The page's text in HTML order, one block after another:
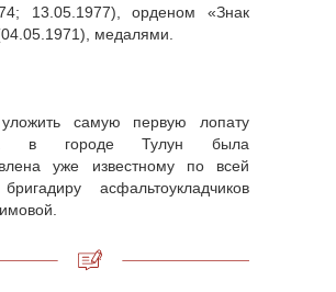
13.05.1977), орденом «Знак
медалями.
самую первую лопату
в городе Тулун была
уже известному по всей
асфальтоукладчиков